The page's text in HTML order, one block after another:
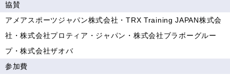
協賛
アメアスポーツジャパン株式会社・TRX Training JAPAN株式会
社・株式会社プロティア・ジャパン・株式会社ブラボーグルー
プ・株式会社ザオバ
参加費